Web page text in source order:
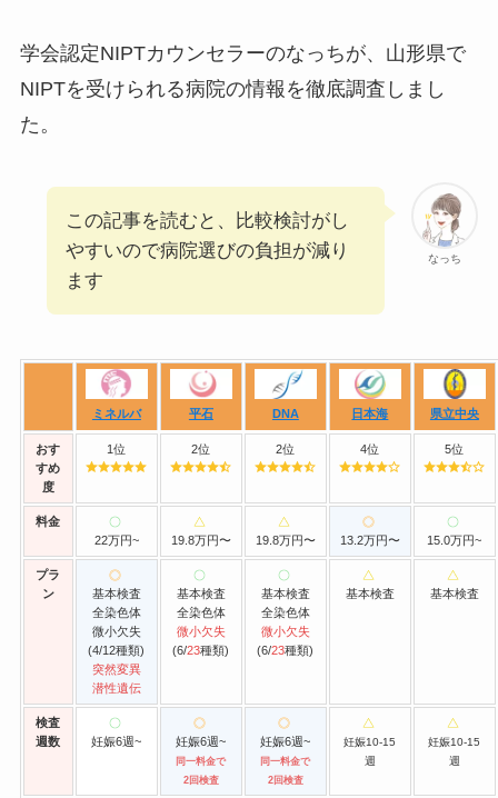
学会認定NIPTカウンセラーのなっちが、山形県で
NIPTを受けられる病院の情報を徹底調査しまし
た。
なっち
この記事を読むと、比較検討がし
やすいので病院選びの負担が減り
ます
ミネルバ 平石 DNA 日本海 県立中央
おす
すめ
度
1位 2位 2位 4位 5位
料金
22万円~
19.8万円〜 19.8万円〜 13.2万円〜 15.0万円~
プラ
ン
基本検査
全染色体
微小欠失
(4/12種類)
突然変異
潜性遺伝
基本検査
全染色体
微小欠失
(6/23種類)
基本検査
全染色体
微小欠失
(6/23種類)
基本検査 基本検査
検査
週数
妊娠6週~ 妊娠6週~
同一料金で
2回検査
妊娠6週~
同一料金で
2回検査
妊娠10-15
週
妊娠10-15
週